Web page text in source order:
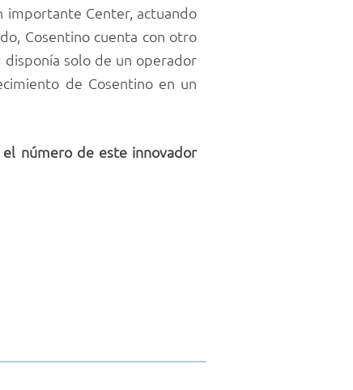
importante Center, actuando
Cosentino cuenta con otro
solo de un operador
de Cosentino en un
número de este innovador